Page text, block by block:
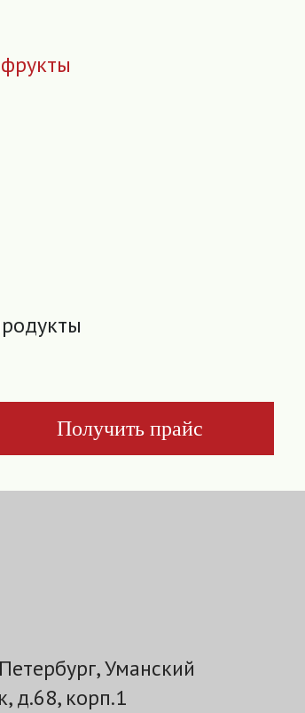
Получить прайс
Уманский
д.68, корп.1